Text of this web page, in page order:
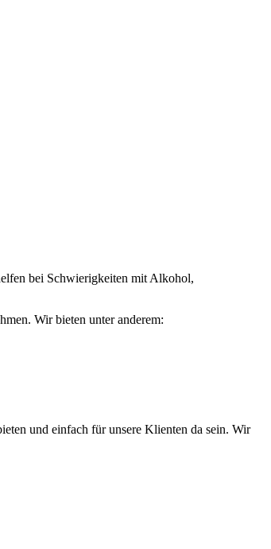
bei Schwierigkeiten mit Alkohol,
Wir bieten unter anderem:
und einfach für unsere Klienten da sein. Wir